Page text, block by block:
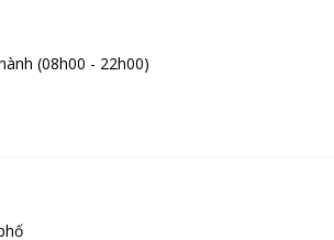
(08h00 - 22h00)